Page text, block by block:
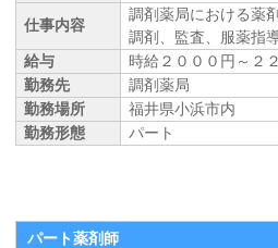
仕事内容
調剤薬局における薬
調剤、監査、服薬指
給与
時給２０００円～２
勤務先
調剤薬局
勤務場所
福井県小浜市内
勤務形態
パート
パート薬剤師